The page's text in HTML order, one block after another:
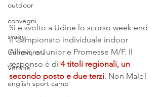
outdoor
convegni
svago
Campionati
Vittoria
english sport camp
Si è svolto a Udine lo scorso week end
il Campionato individuale indoor
Allievi, e-Junior e Promesse M/F. Il
responso è di 4 titoli regionali, un
secondo posto e due terzi. Non Male!